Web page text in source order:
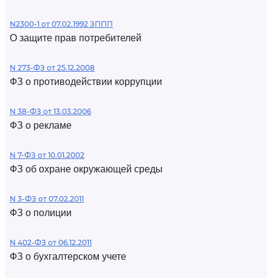
N2300-1 от 07.02.1992 ЗППП
О защите прав потребителей
N 273-ФЗ от 25.12.2008
ФЗ о противодействии коррупции
N 38-ФЗ от 13.03.2006
ФЗ о рекламе
N 7-ФЗ от 10.01.2002
ФЗ об охране окружающей среды
N 3-ФЗ от 07.02.2011
ФЗ о полиции
N 402-ФЗ от 06.12.2011
ФЗ о бухгалтерском учете